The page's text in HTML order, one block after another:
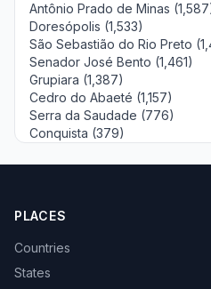
Antônio Prado de Minas
Doresópolis (1,533)
São Sebastião do Rio Preto
Senador José Bento (1,461)
Grupiara (1,387)
Cedro do Abaeté (1,157)
Serra da Saudade (776)
Conquista (379)
PLACES
Countries
States